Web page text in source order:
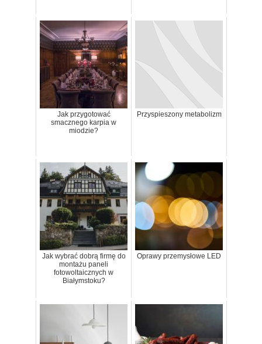
Jak przygotować
smacznego karpia w
miodzie?
Przyspieszony metabolizm
Jak wybrać dobrą firmę do
montażu paneli
fotowoltaicznych w
Białymstoku?
Oprawy przemysłowe LED